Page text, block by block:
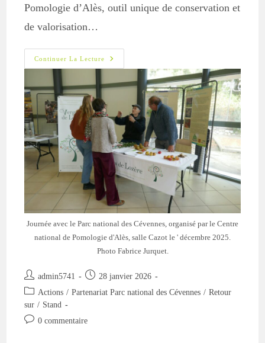
Pomologie d’Alès, outil unique de conservation et
de valorisation…
Continuer La Lecture
Retour
Sur
Elus
Du
PnC
Invités
Au
CNP
Journée avec le Parc national des Cévennes, organisé par le Centre
national de Pomologie d'Alès, salle Cazot le ' décembre 2025.
Photo Fabrice Jurquet.
Auteur/autrice
de
publication :
admin5741
Publication
publiée :
28 janvier 2026
Post
category:
Actions / Partenariat Parc national des Cévennes / Retour
sur / Stand
Commentaires
0 commentaire